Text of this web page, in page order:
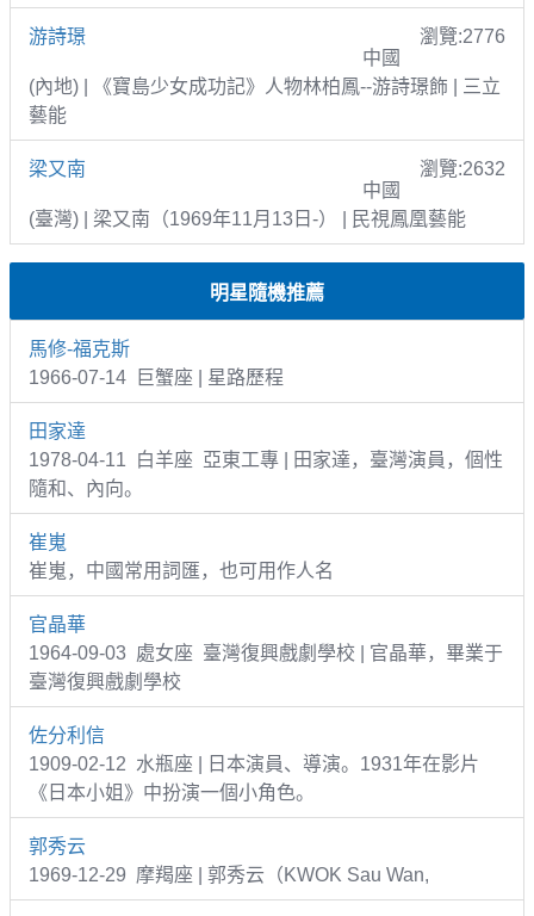
游詩璟
瀏覽:2776
中國
(內地) | 《寶島少女成功記》人物林柏鳳--游詩璟飾 | 三立
藝能
梁又南
瀏覽:2632
中國
(臺灣) | 梁又南（1969年11月13日-） | 民視鳳凰藝能
明星隨機推薦
馬修-福克斯
1966-07-14 巨蟹座 | 星路歷程
田家達
1978-04-11 白羊座 亞東工專 | 田家達，臺灣演員，個性
隨和、內向。
崔嵬
崔嵬，中國常用詞匯，也可用作人名
官晶華
1964-09-03 處女座 臺灣復興戲劇學校 | 官晶華，畢業于
臺灣復興戲劇學校
佐分利信
1909-02-12 水瓶座 | 日本演員、導演。1931年在影片
《日本小姐》中扮演一個小角色。
郭秀云
1969-12-29 摩羯座 | 郭秀云（KWOK Sau Wan,